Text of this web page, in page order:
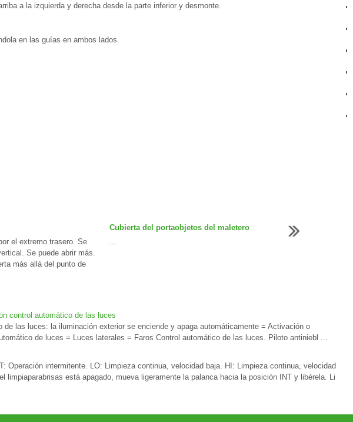
a la izquierda y derecha desde la parte inferior y desmonte.
en las guías en ambos lados.
el extremo trasero. Se
Se puede abrir más.
más allá del punto de
Cubierta del portaobjetos del maletero
...
control automático de las luces
de las luces: la iluminación exterior se enciende y apaga automáticamente = Activación o
de luces = Luces laterales = Faros Control automático de las luces. Piloto antiniebl ...
Operación intermitente. LO: Limpieza continua, velocidad baja. HI: Limpieza continua, velocidad
limpiaparabrisas está apagado, mueva ligeramente la palanca hacia la posición INT y libérela. Li